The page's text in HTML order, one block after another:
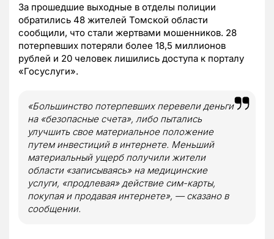
За прошедшие выходные в отделы полиции
обратились 48 жителей Томской области
сообщили, что стали жертвами мошенников. 28
потерпевших потеряли более 18,5 миллионов
рублей и 20 человек лишились доступа к порталу
«Госуслуги».
«Большинство потерпевших перевели деньги
на «безопасные счета», либо пытались
улучшить свое материальное положение
путем инвестиций в интернете. Меньший
материальный ущерб получили жители
области «записываясь» на медицинские
услуги, «продлевая» действие сим-карты,
покупая и продавая интернете», — сказано в
сообщении.